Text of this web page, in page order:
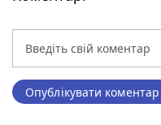
Опублікувати коментар